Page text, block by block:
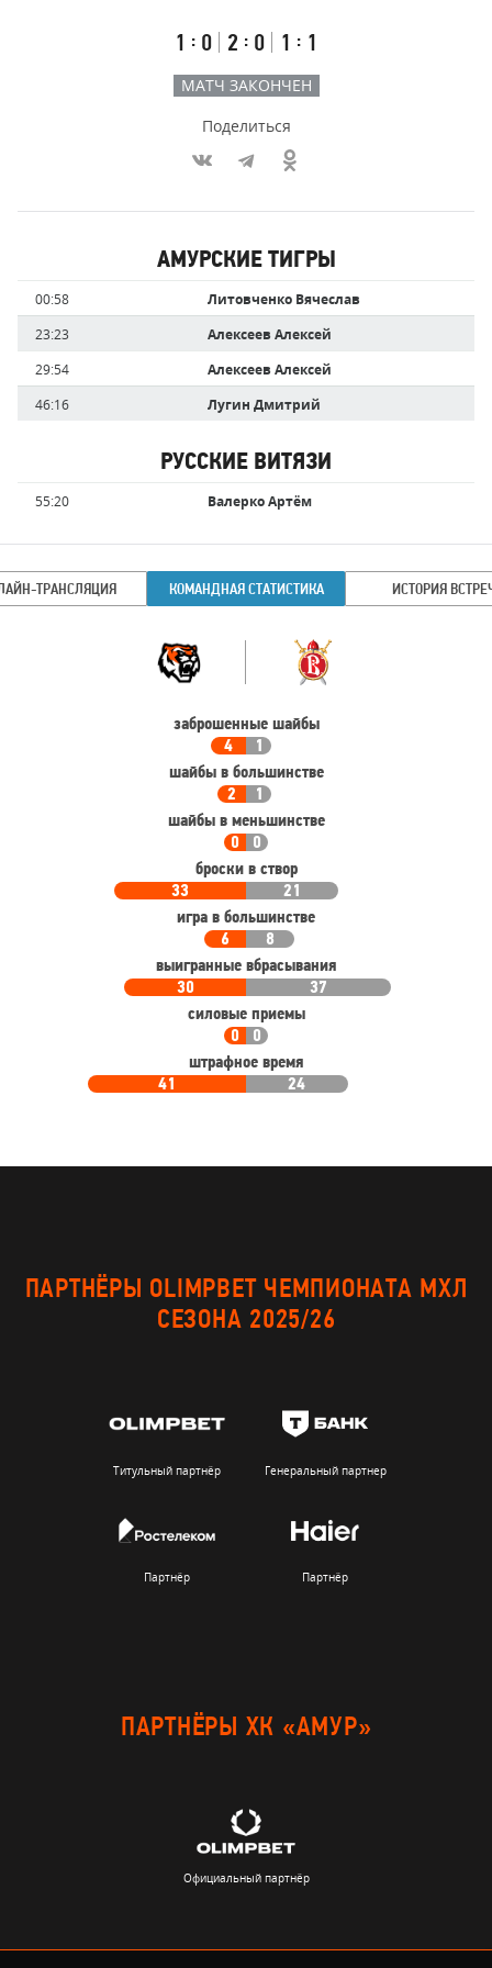
Первый
тайм
1 : 0
Второй
тайм
2 : 0
Третий
тайм
1 : 1
МАТЧ ЗАКОНЧЕН
Поделиться
забившие
голы
АМУРСКИЕ ТИГРЫ
Время Имя
игрока
00:58
Литовченко Вячеслав
23:23
Алексеев Алексей
29:54
Алексеев Алексей
46:16
Лугин Дмитрий
РУССКИЕ ВИТЯЗИ
Время Имя
игрока
55:20 Валерко Артём
ТРАНСЛЯЦИЯ КОМАНДНАЯ СТАТИСТИКА ИСТОРИЯ
Команда
заброшенные шайбы
4
1
шайбы в большинстве
2
1
шайбы в меньшинстве
0
0
броски в створ
33
21
игра в большинстве
6
8
выигранные вбрасывания
30
37
силовые приемы
0
0
штрафное время
41
24
ПАРТНЁРЫ OLIMPBET ЧЕМПИОНАТА МХЛ
СЕЗОНА 2025/26
Титульный партнёр Генеральный партнер
Партнёр Партнёр
ПАРТНЁРЫ ХК «АМУР»
Официальный партнёр